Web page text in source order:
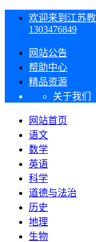
欢迎来到江苏
1303476849
网站公告
帮助中心
精品资源
关于我们
网站首页
语文
数学
英语
科学
道德与法治
历史
地理
生物